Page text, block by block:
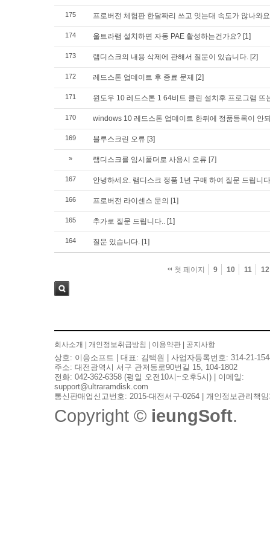
175 프로버전 체험판 한달짜리 쓰고 잇는대 속도가 않나와요
174 울트라램 설치하면 자동 PAE 활성하는건가요? [1]
173 램디스크의 내용 삭제에 관해서 질문이 있습니다. [2]
172 레드스톤 업데이트 후 종료 문제 [2]
171 윈도우 10 레드스톤 1 64비트 클린 설치후 프로그램 뜨
170 windows 10 레드스톤 업데이트 한뒤에 정품등록이 안
169 블루스크린 오류 [3]
» 램디스크를 임시폴더로 사용시 오류 [7]
167 안녕하세요. 램디스크 정품 1년 구매 하여 질문 드립니다
166 프로버전 라이센스 문의 [1]
165 추가로 질문 드립니다.. [1]
164 질문 있습니다. [1]
첫 페이지 9 10 11 12
회사소개 개인정보취급방침 이용약관 공지사항
상호: 이응소프트 | 대표: 김택원 | 사업자등록번호: 314-21-
주소: 대전광역시 서구 관저동로90번길 15, 104-1802
전화: 042-362-6358 (평일 오전10시~오후5시) | 이메일:
support@ultraramdisk.com
통신판매업신고번호: 2015-대전서구-0264 | 개인정보관리책
Copyright © ieungSoft.